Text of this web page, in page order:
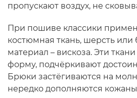
пропускают воздух, не
При пошиве классики
костюмная ткань, шерсть или
материал – вискоза. Эти
форму, подчёркивают
Брюки застёгиваются на
нередко дополняются